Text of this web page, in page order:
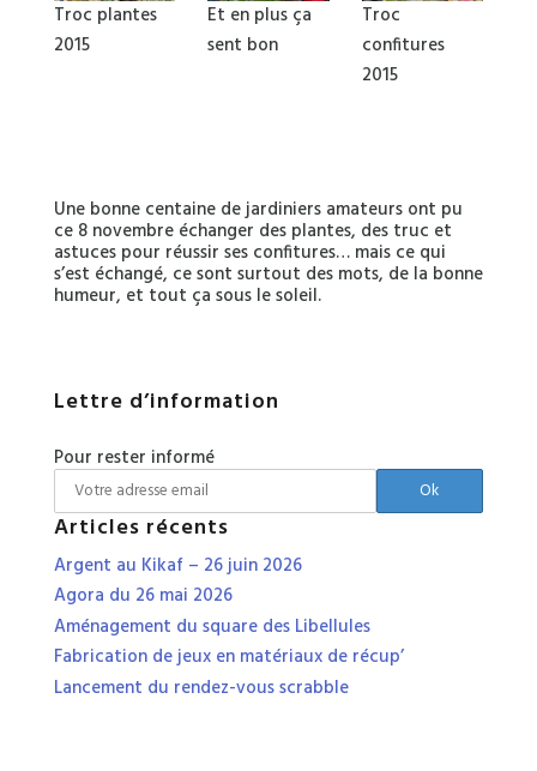
Troc plantes
2015
Et en plus ça
sent bon
Troc
confitures
2015
Une bonne centaine de jardiniers amateurs ont pu
ce 8 novembre échanger des plantes, des truc et
astuces pour réussir ses confitures… mais ce qui
s’est échangé, ce sont surtout des mots, de la bonne
humeur, et tout ça sous le soleil.
Lettre d’information
Pour rester informé
Articles récents
Argent au Kikaf – 26 juin 2026
Agora du 26 mai 2026
Aménagement du square des Libellules
Fabrication de jeux en matériaux de récup’
Lancement du rendez-vous scrabble